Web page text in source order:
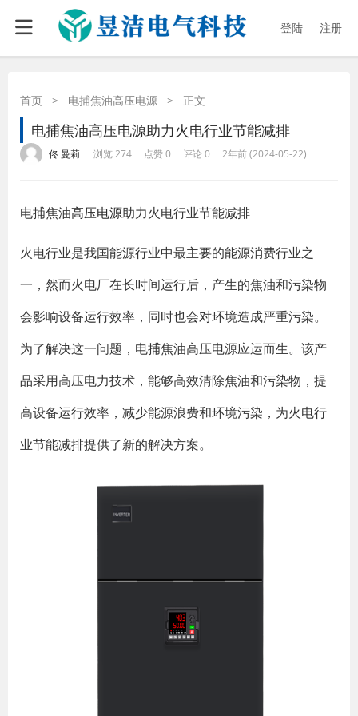
登陆 注册
首页 > 电捕焦油高压电源 > 正文
电捕焦油高压电源助力火电行业节能减排
佟 曼莉 浏览 274 点赞 0 评论 0 2年前 (2024-05-22)
电捕焦油高压电源助力火电行业节能减排
火电行业是我国能源行业中最主要的能源消费行业之
一，然而火电厂在长时间运行后，产生的焦油和污染物
会影响设备运行效率，同时也会对环境造成严重污染。
为了解决这一问题，电捕焦油高压电源应运而生。该产
品采用高压电力技术，能够高效清除焦油和污染物，提
高设备运行效率，减少能源浪费和环境污染，为火电行
业节能减排提供了新的解决方案。